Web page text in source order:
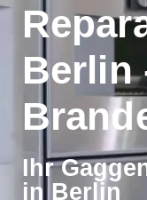
Berlin
Ihr
in Berlin